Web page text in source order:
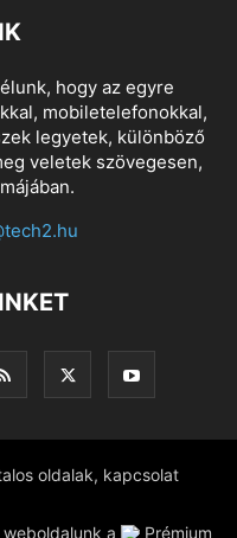
hogy az egyre
mobiletelefonokkal,
legyetek, különböző
veletek szövegesen,
oldalak, kapcsolat
a Prémium